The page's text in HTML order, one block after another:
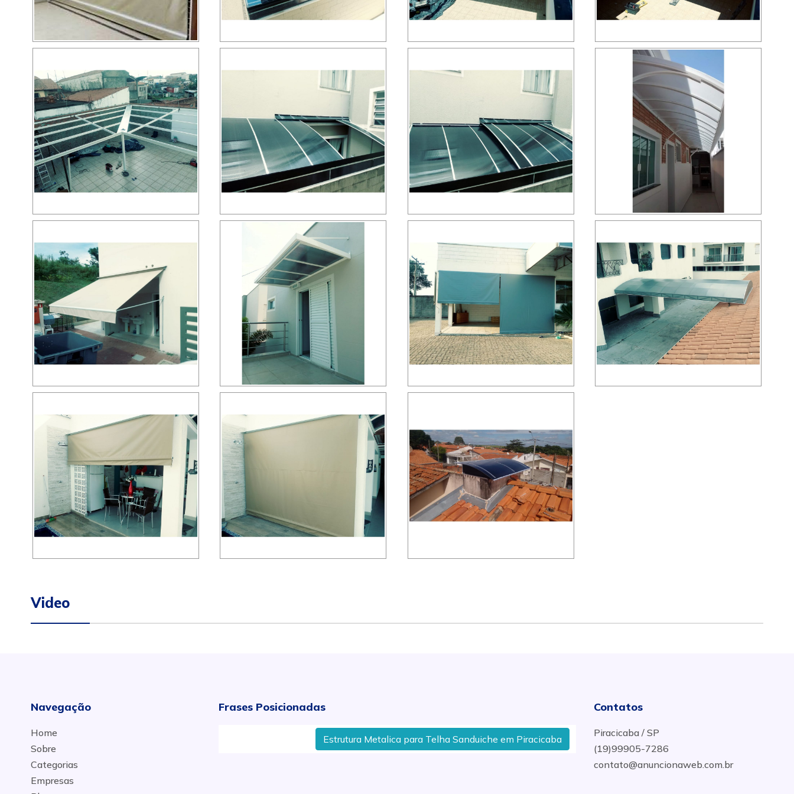
Video
Navegação
Home
Sobre
Categorias
Empresas
Frases Posicionadas
Estrutura Metalica para Telha Sanduiche em Piracicaba Onde Alugar Tenda em Piracicaba
Contatos
Piracicaba / SP
(19)99905-7286
contato@anuncionaweb.com.br